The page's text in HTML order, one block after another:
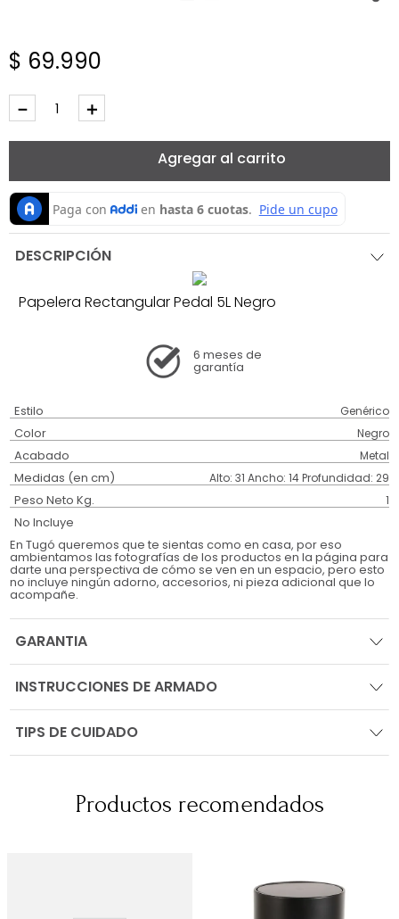
$ 69.990
＋
－
Agregar al carrito
DESCRIPCIÓN
Papelera Rectangular Pedal 5L Negro
6 meses de
garantía
Estilo Genérico
Color Negro
Acabado Metal
Medidas (en cm) Alto: 31 Ancho: 14 Profundidad: 29
Peso Neto Kg. 1
No Incluye
En Tugó queremos que te sientas como en casa, por eso
ambientamos las fotografías de los productos en la página para
darte una perspectiva de cómo se ven en un espacio, pero esto
no incluye ningún adorno, accesorios, ni pieza adicional que lo
acompañe.
GARANTIA
INSTRUCCIONES DE ARMADO
TIPS DE CUIDADO
Productos recomendados